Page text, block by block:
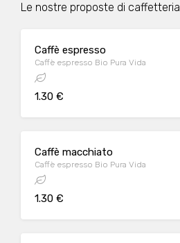
Le nostre proposte di caffetteria
Caffè espresso
Caffè espresso Bio Pura Vida
1.30 €
Caffè macchiato
Caffè espresso Bio Pura Vida
1.30 €